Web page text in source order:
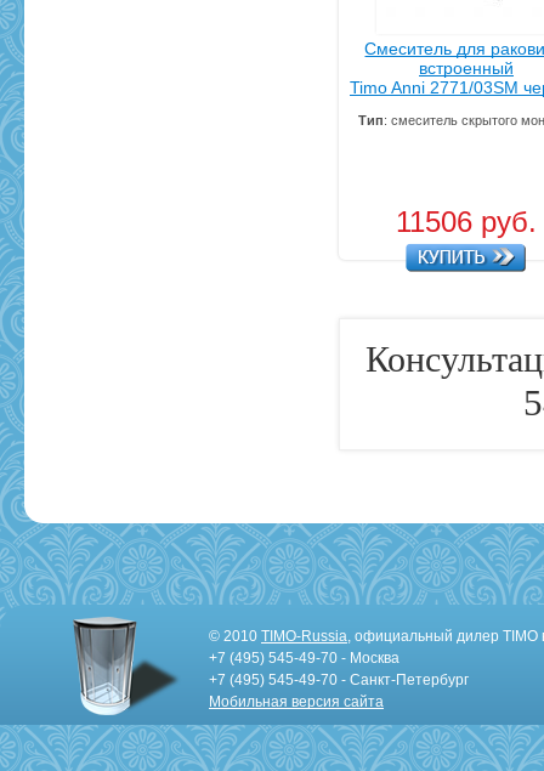
Смеситель для
встроенный
Timo Anni 2771/03SM
Тип: смеситель скрытого
11506 руб.
© 2010 TIMO-Russia, официальный дилер TIMO
+7 (495) 545-49-70 - Москва
+7 (495) 545-49-70 - Санкт-Петербург
Мобильная версия сайта